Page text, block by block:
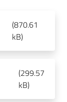
(870.61
kB)
(299.57
kB)